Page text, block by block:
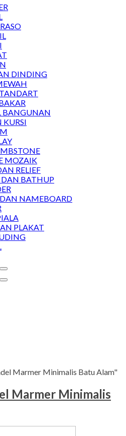
DINDING
BANGUNAN
KURSI
MOZAIK
RELIEF
DAN BATHUP
NAMEBOARD
PLAKAT
Marmer Minimalis Batu Alam"
Marmer Minimalis